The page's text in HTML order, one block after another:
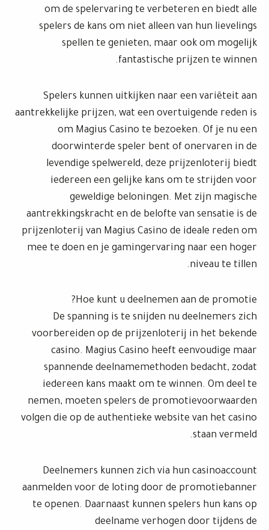
om de spelervaring te verbeteren en biedt alle
spelers de kans om niet alleen van hun lievelings
spellen te genieten, maar ook om mogelijk
fantastische prijzen te winnen.
Spelers kunnen uitkijken naar een variëteit aan
aantrekkelijke prijzen, wat een overtuigende reden is
om Magius Casino te bezoeken. Of je nu een
doorwinterde speler bent of onervaren in de
levendige spelwereld, deze prijzenloterij biedt
iedereen een gelijke kans om te strijden voor
geweldige beloningen. Met zijn magische
aantrekkingskracht en de belofte van sensatie is de
prijzenloterij van Magius Casino de ideale reden om
mee te doen en je gamingervaring naar een hoger
niveau te tillen.
Hoe kunt u deelnemen aan de promotie?
De spanning is te snijden nu deelnemers zich
voorbereiden op de prijzenloterij in het bekende
casino. Magius Casino heeft eenvoudige maar
spannende deelnamemethoden bedacht, zodat
iedereen kans maakt om te winnen. Om deel te
nemen, moeten spelers de promotievoorwaarden
volgen die op de authentieke website van het casino
staan vermeld.
Deelnemers kunnen zich via hun casinoaccount
aanmelden voor de loting door de promotiebanner
te openen. Daarnaast kunnen spelers hun kans op
deelname verhogen door tijdens de